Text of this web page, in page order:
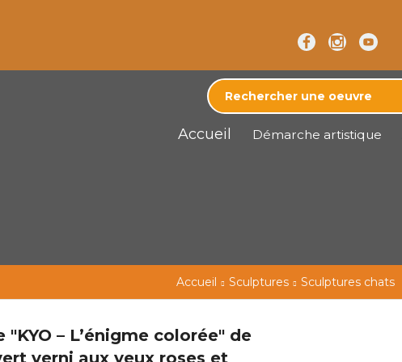
Accueil Démarche artistique
Accueil Sculptures Sculptures chats